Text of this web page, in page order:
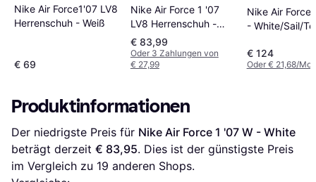
Nike Air Force1'07 LV8
Herrenschuh - Weiß
€ 69
Nike Air Force 1 '07
LV8 Herrenschuh -
Grau
€ 83,99
Oder 3 Zahlungen von
€ 27,99
Nike Air Force
- White/Sail/
€ 124
Oder € 21,68/
Produktinformationen
Der niedrigste Preis für Nike Air Force 1 '07 W - White
beträgt derzeit € 83,95. Dies ist der günstigste Preis
im Vergleich zu 19 anderen Shops.